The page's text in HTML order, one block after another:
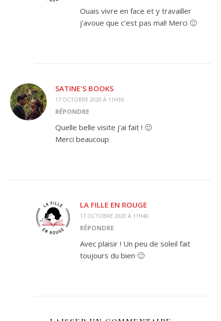
Ouais vivre en face et y travailler
j’avoue que c’est pas mal! Merci 🙂
SATINE'S BOOKS
17 OCTOBRE 2020 À 11H36
RÉPONDRE
Quelle belle visite j’ai fait ! 🙂
Merci beaucoup
LA FILLE EN ROUGE
17 OCTOBRE 2020 À 11H40
RÉPONDRE
Avec plaisir ! Un peu de soleil fait
toujours du bien 🙂